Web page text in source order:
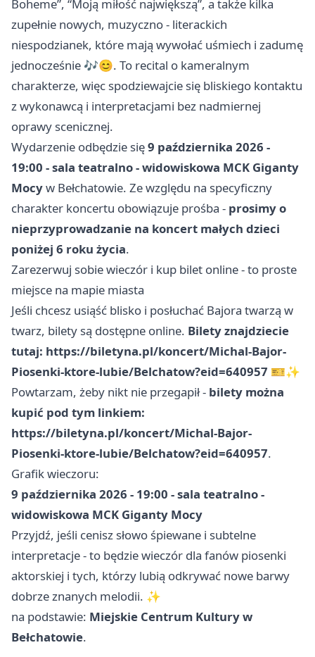
Boheme”, “Moją miłość największą”, a także kilka
zupełnie nowych, muzyczno - literackich
niespodzianek, które mają wywołać uśmiech i zadumę
jednocześnie 🎶😊. To recital o kameralnym
charakterze, więc spodziewajcie się bliskiego kontaktu
z wykonawcą i interpretacjami bez nadmiernej
oprawy scenicznej.
Wydarzenie odbędzie się9 października 2026 -
19:00 - sala teatralno - widowiskowa MCK Giganty
Mocyw Bełchatowie. Ze względu na specyficzny
charakter koncertu obowiązuje prośba - prosimy o
nieprzyprowadzanie na koncert małych dzieci
poniżej 6 roku życia.
Zarezerwuj sobie wieczór i kup bilet online - to proste
miejsce na mapie miasta
Jeśli chcesz usiąść blisko i posłuchać Bajora twarzą w
twarz, bilety są dostępne online. Bilety znajdziecie
tutaj: https://biletyna.pl/koncert/Michal-Bajor-
Piosenki-ktore-lubie/Belchatow?eid=640957 🎫✨
Powtarzam, żeby nikt nie przegapił - bilety można
kupić pod tym linkiem:
https://biletyna.pl/koncert/Michal-Bajor-
Piosenki-ktore-lubie/Belchatow?eid=640957.
Grafik wieczoru:
9 października 2026 - 19:00 - sala teatralno -
widowiskowa MCK Giganty Mocy
Przyjdź, jeśli cenisz słowo śpiewane i subtelne
interpretacje - to będzie wieczór dla fanów piosenki
aktorskiej i tych, którzy lubią odkrywać nowe barwy
dobrze znanych melodii. ✨
na podstawie: Miejskie Centrum Kultury w
Bełchatowie.